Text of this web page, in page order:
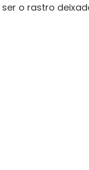
ser o rastro